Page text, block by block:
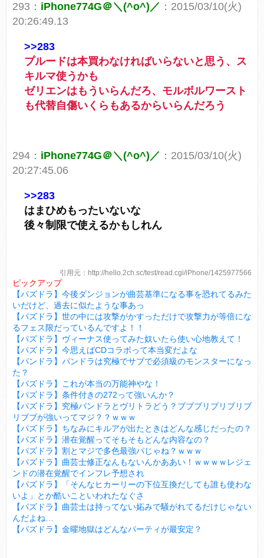
293： iPhone774G＠＼(^o^)／ ：2015/03/10(火)
20:26:49.13
>>283
プルードは本買わなければいらないと思う、ス
キルマ使うかも
ゼリエンはもういらんだろ、モルボルワースト
も代替自傷いくらもあるからいらんだろう
294： iPhone774G＠＼(^o^)／ ：2015/03/10(火)
20:27:45.06
>>283
はまひめもったいないな
後々制限で使えるかもしれん
引用元：http://hello.2ch.sc/test/read.cgi/iPhone/1425977566
ピックアップ
【パズドラ】今後ダンジョンが曲芸基準になる事を恐れてるみた
いだけど、過去に似たような事あっ
【パズドラ】世の中には攻撃がかすっただけで攻撃力が等倍にな
るフェス限だっているんですよ！！
【パズドラ】ヴィーナス使ってみた奴いたら使い心地教えて！
【パズドラ】今思えばCDコラボって本当変だよな
【パンドラ】パンドラは究極でサブで必須級のモンスターになっ
た？
【パズドラ】これが本当の万能神やな！
【パズドラ】条件付きの272って強いんか？
【パズドラ】究極パンドラとヴリトラどう？ブブブリブリブリブ
リブブが強いってマジ？？ｗｗｗ
【パズドラ】ちなみにキルアが出たときはどんな感じだったの？
【パズドラ】潜在覚醒ってそもそもどんな内容なの？
【パズドラ】割とマジで多色最強パじゃね？ｗｗｗ
【パズドラ】曲芸士修正なんもないんかああい！ｗｗｗｗレジェ
ンドの潜在覚醒でインフレ予想され
【パズドラ】「そんなヒカーリーの下位互換だしても誰も使わな
いよ」とか酷いこといわれたなぐさ
【パズドラ】曲芸士は持ってない妬みで騒がれてるだけじゃない
んだよね…
【パズドラ】金曜地獄はどんなパーティが最安定？